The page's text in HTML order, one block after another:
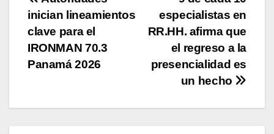
de
entradas
especialistas en
RR.HH. afirma que
el regreso a la
presencialidad es
un hecho
inician lineamientos
clave para el
IRONMAN 70.3
Panamá 2026